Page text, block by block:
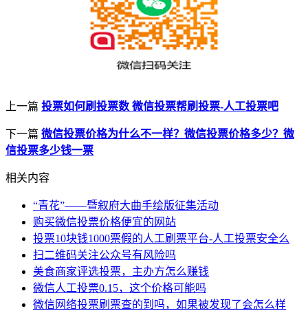
上一篇 投票如何刷投票数 微信投票帮刷投票-人工投票吧
下一篇 微信投票价格为什么不一样？微信投票价格多少？微
信投票多少钱一票
相关内容
“青花”——暨叙府大曲手绘版征集活动
购买微信投票价格便宜的网站
投票10块钱1000票假的人工刷票平台-人工投票安全么
扫二维码关注公众号有风险吗
美食商家评选投票，主办方怎么赚钱
微信人工投票0.15，这个价格可能吗
微信网络投票刷票查的到吗，如果被发现了会怎么样